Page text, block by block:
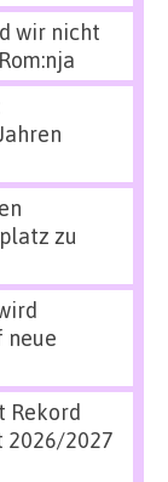
wir nicht
zu
neue
Rekord
2026/2027